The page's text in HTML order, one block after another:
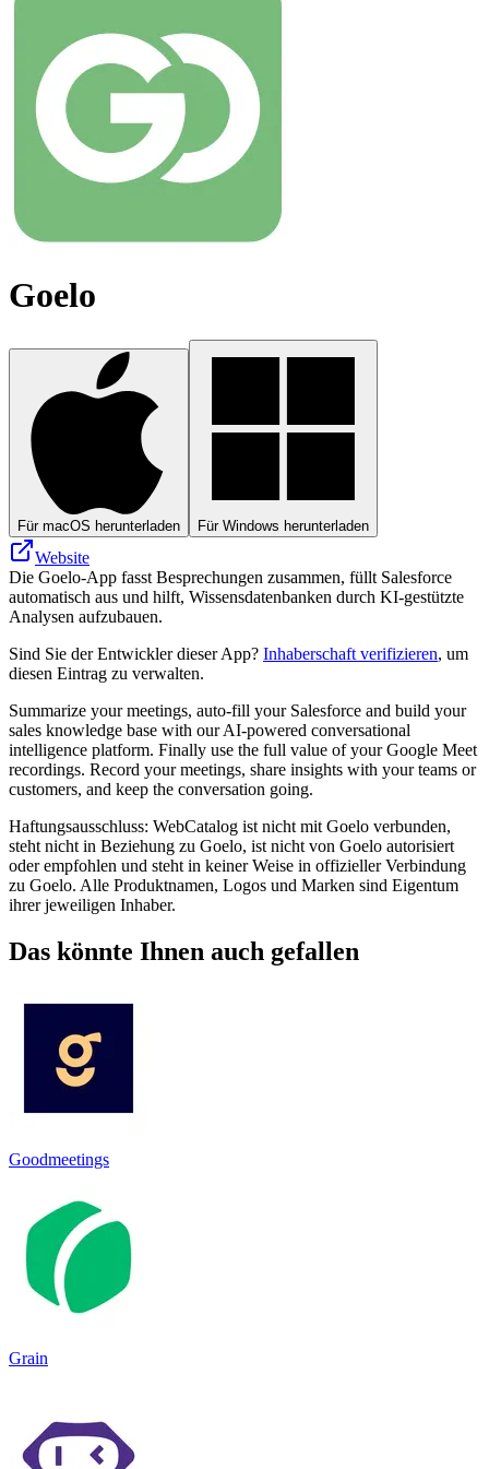
Goelo
Für macOS herunterladen Für Windows herunterladen
Website
Die Goelo-App fasst Besprechungen zusammen, füllt Salesforce
automatisch aus und hilft, Wissensdatenbanken durch KI-gestützte
Analysen aufzubauen.
Sind Sie der Entwickler dieser App? Inhaberschaft verifizieren, um
diesen Eintrag zu verwalten.
Summarize your meetings, auto-fill your Salesforce and build your
sales knowledge base with our AI-powered conversational
intelligence platform. Finally use the full value of your Google Meet
recordings. Record your meetings, share insights with your teams or
customers, and keep the conversation going.
Haftungsausschluss: WebCatalog ist nicht mit Goelo verbunden,
steht nicht in Beziehung zu Goelo, ist nicht von Goelo autorisiert
oder empfohlen und steht in keiner Weise in offizieller Verbindung
zu Goelo. Alle Produktnamen, Logos und Marken sind Eigentum
ihrer jeweiligen Inhaber.
Das könnte Ihnen auch gefallen
Goodmeetings
Grain